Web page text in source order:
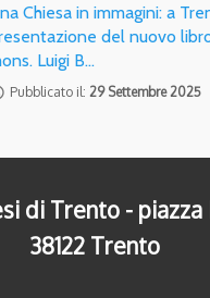
Chiesa in immagini: a
del nuovo
Luigi B…
Pubblicato il: 29 Settembre 2025
di Trento - piazza
38122 Trento